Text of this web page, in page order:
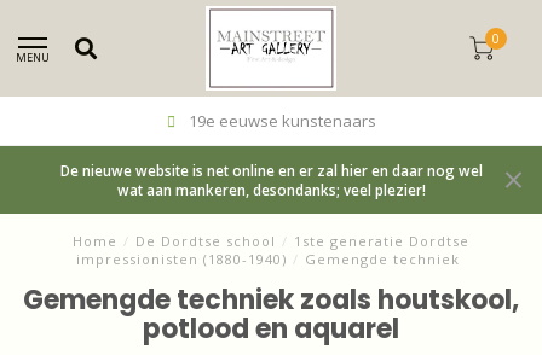
MENU
0
19e eeuwse kunstenaars
De nieuwe website is net online en er zal hier en daar nog wel
wat aan mankeren, desondanks; veel plezier!
Home / De Dordtse school / 1ste generatie Dordtse
impressionisten (1880-1940) / Gemengde techniek
Gemengde techniek zoals houtskool,
potlood en aquarel